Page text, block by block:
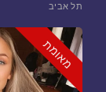
תל אביב
מאומת